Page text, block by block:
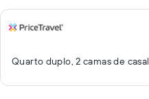
Quarto duplo, 2 camas de casal